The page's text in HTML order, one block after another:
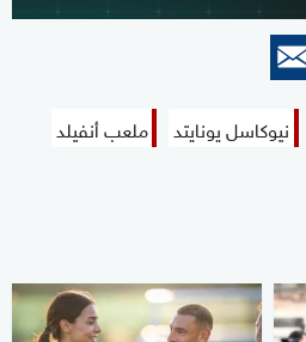
نيوكاسل يونايتد
ملعب أنفيلد